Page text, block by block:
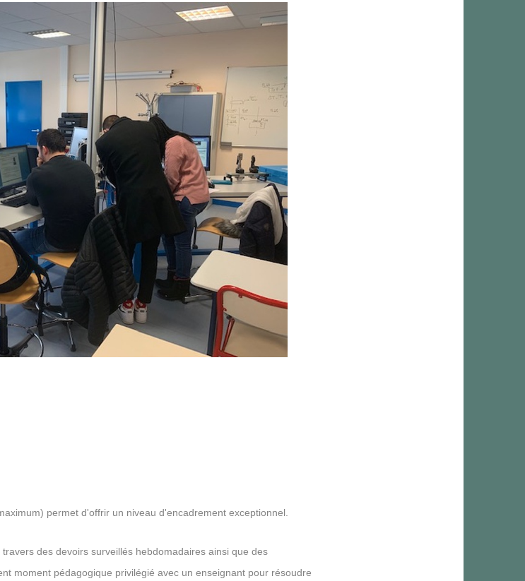
permet d'offrir un niveau d'encadrement exceptionnel.
des devoirs surveillés hebdomadaires ainsi que des
moment pédagogique privilégié avec un enseignant pour résoudre